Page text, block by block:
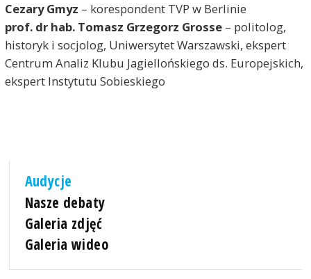
Cezary Gmyz – korespondent TVP w Berlinie
prof. dr hab. Tomasz Grzegorz Grosse– politolog,
historyk i socjolog, Uniwersytet Warszawski, ekspert
Centrum Analiz Klubu Jagiellońskiego ds. Europejskich,
ekspert Instytutu Sobieskiego
Audycje
Nasze debaty
Galeria zdjęć
Galeria wideo